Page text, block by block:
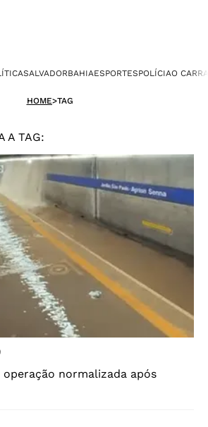
SALVADORBAHIAESPORTESPOLÍCIAO
HOME>TAG
A TAG:
normalizada após